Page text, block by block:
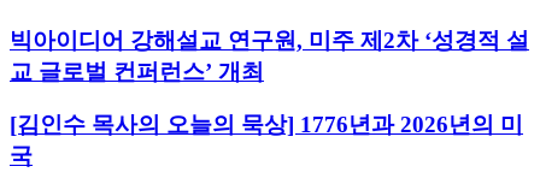
빅아이디어 강해설교 연구원, 미주 제2차 ‘성경적 설
교 글로벌 컨퍼런스’ 개최
[김인수 목사의 오늘의 묵상] 1776년과 2026년의 미
국